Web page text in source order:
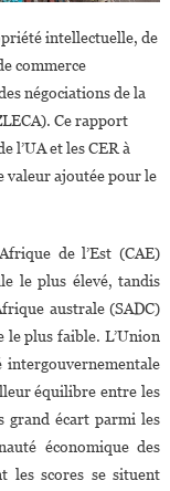
intellectuelle, de
commerce
négociations de la
Ce rapport
l’UA et les CER à
valeur ajoutée pour le
de l’Est (CAE)
le plus élevé, tandis
australe (SADC)
le plus faible. L’Union
équilibre entre les
grand écart parmi les
économique des
les scores se situent